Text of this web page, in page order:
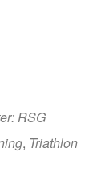
RSG
, Triathlon